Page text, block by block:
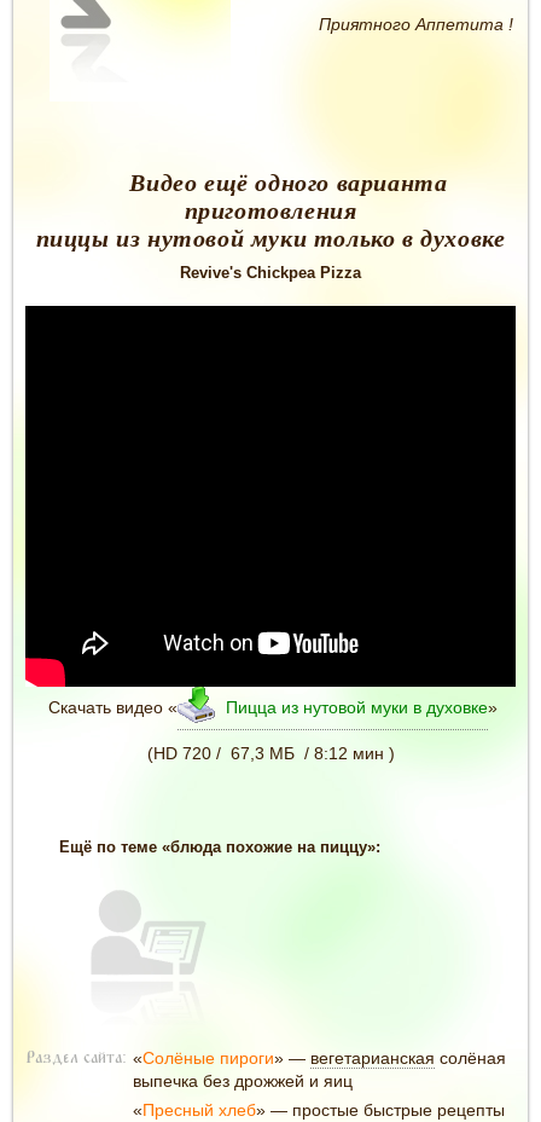
Приятного Аппетита !
Видео ещё одного варианта
приготовления
пиццы из нутовой муки только в духовке
Revive's Chickpea Pizza
Скачать видео « Пицца из нутовой муки в духовке»
(HD 720 / 67,3 МБ / 8:12 мин )
Ещё по теме «блюда похожие на пиццу»:
Раздел сайта: «Солёные пироги» — вегетарианская солёная
выпечка без дрожжей и яиц
«Пресный хлеб» — простые быстрые рецепты